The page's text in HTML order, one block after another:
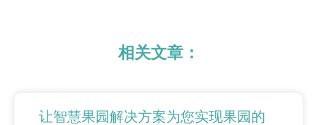
相关文章：
让智慧果园解决方案为您实现果园的